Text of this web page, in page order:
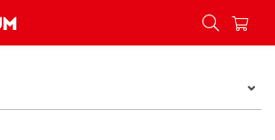
s gumicom A4 - Konzum